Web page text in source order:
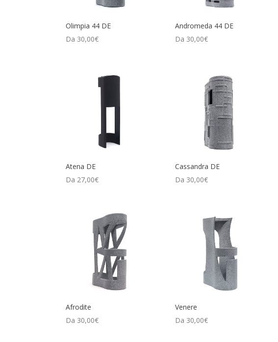
Olimpia 44 DE
Da 30,00€
Andromeda 44 DE
Da 30,00€
Atena DE
Da 27,00€
Cassandra DE
Da 30,00€
Afrodite
Da 30,00€
Venere
Da 30,00€